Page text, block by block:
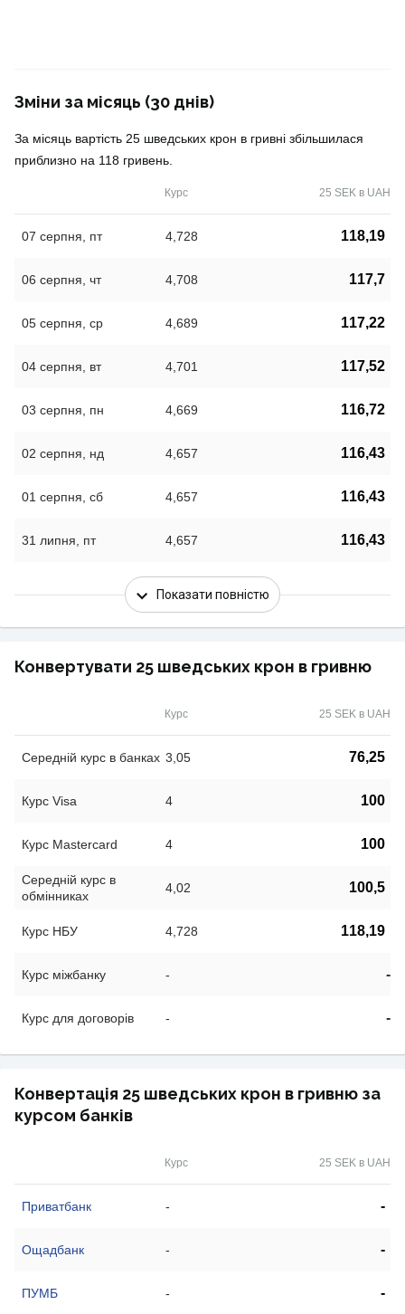
Зміни за місяць (30 днів)
За місяць вартість 25 шведських крон в гривні збільшилася
приблизно на 118 гривень.
Курс 25 SEK в UAH
07 серпня, пт 4,728 118,19
06 серпня, чт 4,708 117,7
05 серпня, ср 4,689 117,22
04 серпня, вт 4,701 117,52
03 серпня, пн 4,669 116,72
02 серпня, нд 4,657 116,43
01 серпня, сб 4,657 116,43
31 липня, пт 4,657 116,43
Показати повністю
Конвертувати 25 шведських крон в гривню
Курс 25 SEK в UAH
Середній курс в банках 3,05 76,25
Курс Visa 4 100
Курс Mastercard 4 100
Середній курс в
обмінниках
4,02 100,5
Курс НБУ 4,728 118,19
Курс міжбанку - -
Курс для договорів - -
Конвертація 25 шведських крон в гривню за
курсом банків
Курс 25 SEK в UAH
Приватбанк - -
Ощадбанк - -
ПУМБ - -